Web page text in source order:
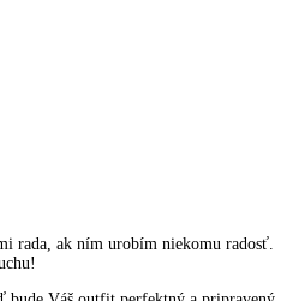
rada, ak ním urobím niekomu radosť.